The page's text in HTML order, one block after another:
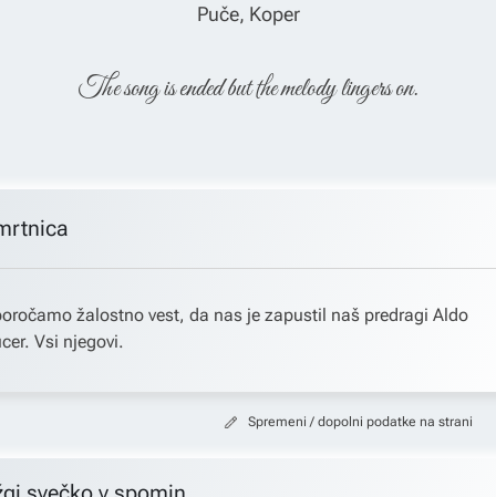
Puče, Koper
The song is ended but the melody lingers on.
žalostno vest, da nas je zapustil naš predragi Aldo
Vsi njegovi.
Spremeni / dopolni podatke na strani